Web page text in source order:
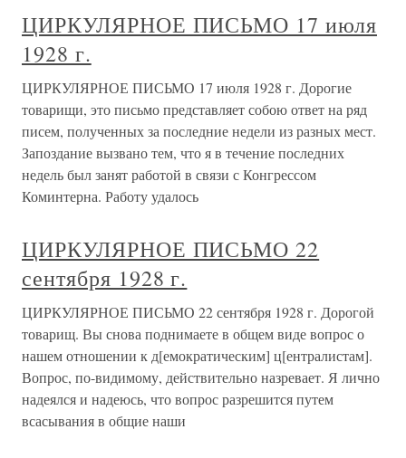
ЦИРКУЛЯРНОЕ ПИСЬМО 17 июля
1928 г.
ЦИРКУЛЯРНОЕ ПИСЬМО 17 июля 1928 г. Дорогие
товарищи, это письмо представляет собою ответ на ряд
писем, полученных за последние недели из разных мест.
Запоздание вызвано тем, что я в течение последних
недель был занят работой в связи с Конгрессом
Коминтерна. Работу удалось
ЦИРКУЛЯРНОЕ ПИСЬМО 22
сентября 1928 г.
ЦИРКУЛЯРНОЕ ПИСЬМО 22 сентября 1928 г. Дорогой
товарищ. Вы снова поднимаете в общем виде вопрос о
нашем отношении к д[емократическим] ц[ентралистам].
Вопрос, по-видимому, действительно назревает. Я лично
надеялся и надеюсь, что вопрос разрешится путем
всасывания в общие наши